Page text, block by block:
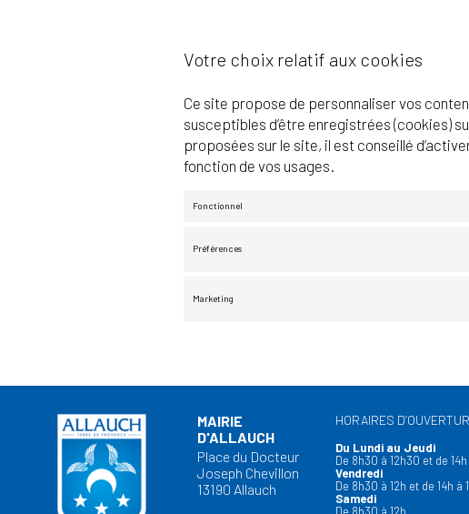
Votre choix relatif aux cookies
Ce site propose de personnaliser vos
susceptibles d’être enregistrées (cookies)
proposées sur le site, il est conseillé
fonction de vos usages.
Fonctionnel
Préférences
Marketing
MAIRIE
D'ALLAUCH
Place du Docteur
Joseph Chevillon
13190 Allauch
HORAIRES
Du Lundi au Jeudi
De 8h30 à 12h30 et de 14h
Vendredi
De 8h30 à 12h et de 14h à
Samedi